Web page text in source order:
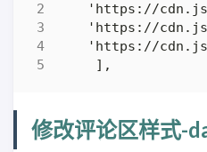
修改评论区样式-